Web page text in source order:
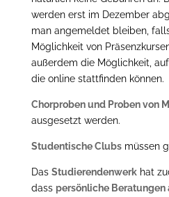
werden erst im Dezember
man angemeldet bleiben,
Möglichkeit von
außerdem die Möglichkeit,
die online stattfinden können.
Chorproben und Proben von
ausgesetzt werden.
Studentische Clubsmüssen
Das Studierendenwerkhat
dass persönliche Beratungen